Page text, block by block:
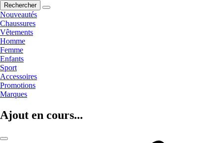
Rechercher
Nouveautés
Chaussures
Vêtements
Homme
Femme
Enfants
Sport
Accessoires
Promotions
Marques
Ajout en cours...